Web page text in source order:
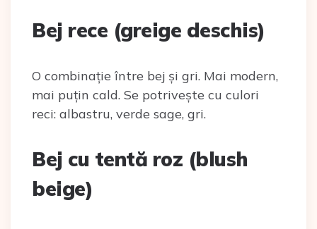
Bej rece (greige deschis)
O combinație între bej și gri. Mai modern,
mai puțin cald. Se potrivește cu culori
reci: albastru, verde sage, gri.
Bej cu tentă roz (blush
beige)